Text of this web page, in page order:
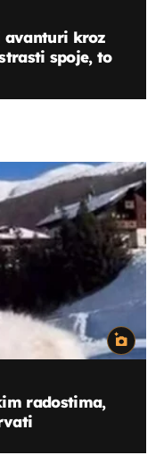
avanturi kroz
spoje, to
radostima,